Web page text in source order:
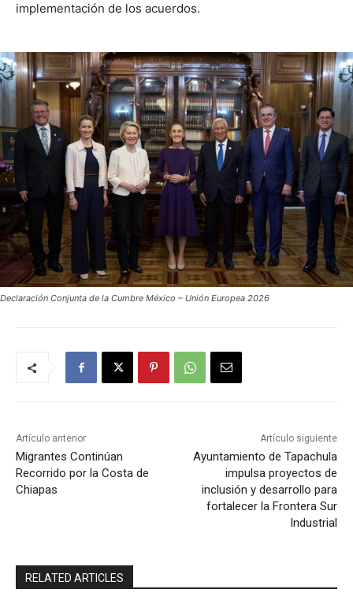
implementación de los acuerdos.
Declaración Conjunta de la Cumbre México – Unión Europea 2026
Artículo anterior
Migrantes Continúan
Recorrido por la Costa de
Chiapas
Artículo siguiente
Ayuntamiento de Tapachula
impulsa proyectos de
inclusión y desarrollo para
fortalecer la Frontera Sur
Industrial
RELATED ARTICLES